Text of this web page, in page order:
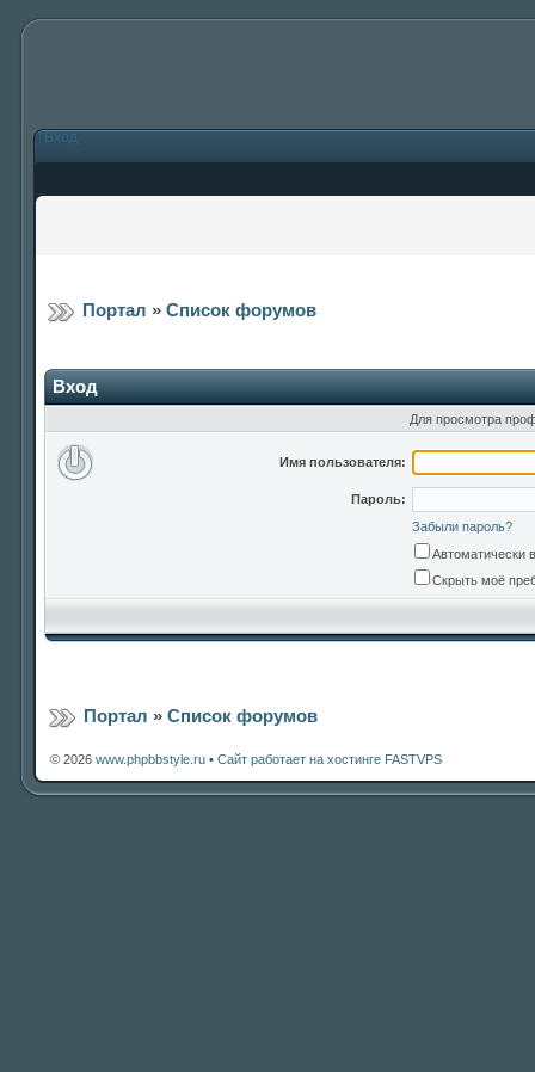
Вход
Портал » Список форумов
Вход
Для просмотра
Имя пользователя:
Пароль:
Забыли пароль?
Автоматически
Скрыть моё
Портал »Список форумов
© 2026 www.phpbbstyle.ru • Сайт работает на хостинге FASTVPS